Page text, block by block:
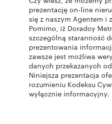
prezentację on-line
się z naszym Agentem i
Pomimo, iż Doradcy
szczególną staranność
prezentowania
zawsze jest możliwa
danych przekazanych
Niniejsza prezentacja
rozumieniu Kodeksu
wyłącznie informacyjny.